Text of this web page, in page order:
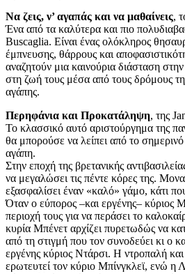
Να ζεις, ν’ αγαπάς και να μαθαίνεις,
Ένα από τα καλύτερα και πιο
Buscaglia. Είναι ένας ολόκληρος
έμπνευσης, θάρρους και
αναζητούν μια καινούρια διάσταση
στη ζωή τους μέσα από τους δρόμους
αγάπης.
Περηφάνια και Προκατάληψη, της
Το κλασσικό αυτό αριστούργημα της
θα μπορούσε να λείπει από το
αγάπη.
Στην εποχή της βρετανικής
να μεγαλώσει τις πέντε κόρες της.
εξασφαλίσει έναν «καλό» γάμο, κάτι
Όταν ο εύπορος –και εργένης– κύριος
περιοχή τους για να περάσει το
κυρία Μπένετ αρχίζει πυρετωδώς να
από τη στιγμή που τον συνοδεύει κι ο
εργένης κύριος Ντάρσι. Η ντροπαλή
ερωτευτεί τον κύριο Μπίνγκλεϊ, ενώ η